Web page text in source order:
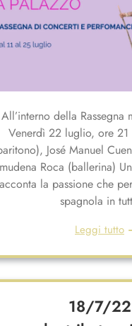
All’interno della Rassegna
Venerdì 22 luglio, ore 21
José Manuel
Roca (ballerina)
la passione che
spagnola in
Leggi tutto
18/7/22